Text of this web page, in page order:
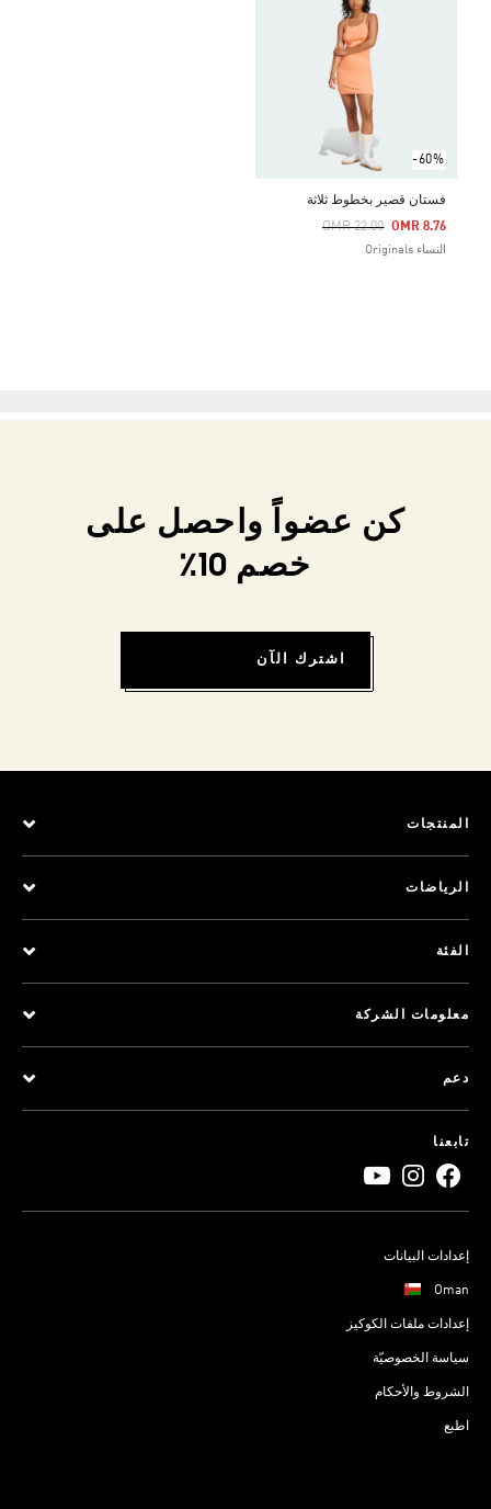
-60%
فستان قصير بخطوط ثلاثة
Price Reduced From
OMR 22.00
To OMR 8.76
النساء Originals
كن عضواً واحصل على
خصم 10٪
اشترك الآن
المنتجات
الرياضات
الفئة
معلومات الشركة
دعم
تابعنا
إعدادات البيانات
Oman
إعدادات ملفات الكوكيز
سياسة الخصوصيّة
الشروط والأحكام
اطبع